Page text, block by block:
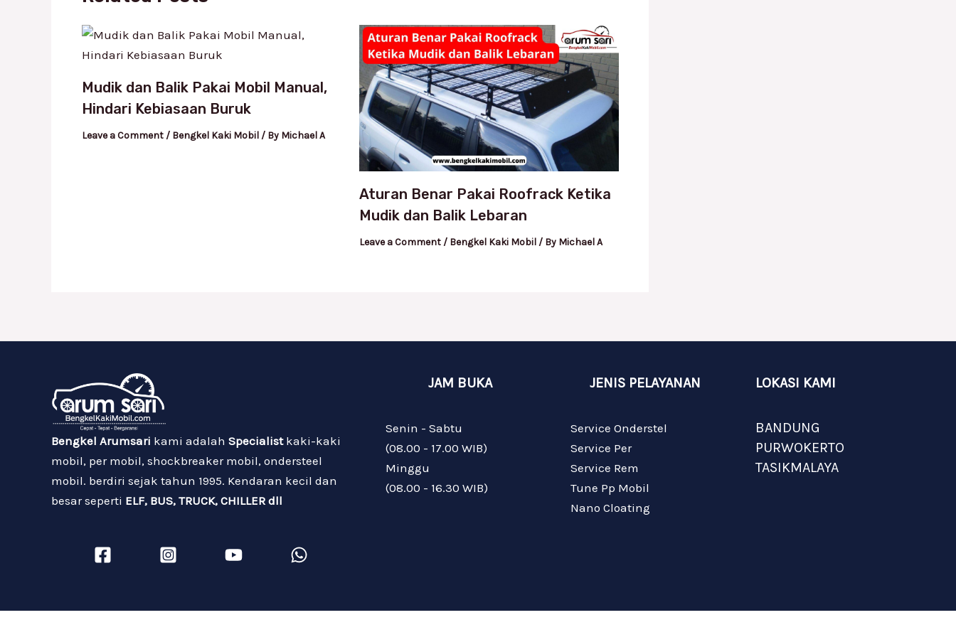
Mudik dan Balik Pakai Mobil Manual,
Hindari Kebiasaan Buruk
Leave a Comment / Bengkel Kaki Mobil/ By Michael A
Aturan Benar Pakai Roofrack Ketika
Mudik dan Balik Lebaran
Leave a Comment / Bengkel Kaki Mobil/ By Michael A
Bengkel Arumsari kami adalah Specialistkaki-kaki
mobil, per mobil, shockbreaker mobil, ondersteel
mobil. berdiri sejak tahun 1995. Kendaran kecil dan
besar seperti ELF, BUS, TRUCK, CHILLER dll
JAM BUKA
Senin - Sabtu
(08.00 - 17.00 WIB)
Minggu
(08.00 - 16.30 WIB)
JENIS PELAYANAN
Service Onderstel
Service Per
Service Rem
Tune Pp Mobil
Nano Cloating
LOKASI KAMI
BANDUNG
PURWOKERTO
TASIKMALAYA